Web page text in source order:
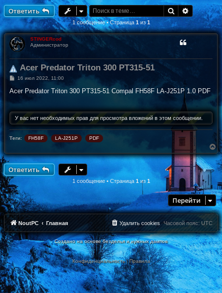
Ответить Поиск
1 сообщение • Страница 1из1
STINGERcod
Администратор
Acer Predator Triton 300 PT315-51
С
о
е
н
и
е
16 июл 2022, 11:00
Acer Predator Triton 300 PT315-51 Compal FH58F LA-J251P 1.0 PDF
У вас нет необходимых прав для просмотра вложений в этом сообщении.
Теги: FH58F LA-J251P PDF
В
е
р
н
т
ь
с
я
к
н
ч
а
л
у
Ответить
1 сообщение • Страница 1из 1
Перейти
NoutPC Главная Часовой пояс: UTC
Удалить cookies
Создано на основе безделья и нужных дампов
Конфиденциальность|Правила